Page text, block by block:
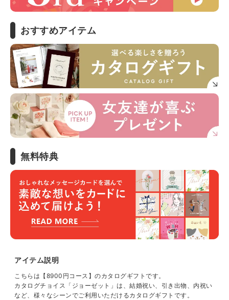
おすすめアイテム
無料特典
アイテム説明
こちらは【8900円コース】のカタログギフトです。
カタログチョイス「ジョーゼット」は、結婚祝い、引き出物、内祝い
など、様々なシーンでご利用いただけるカタログギフトです。